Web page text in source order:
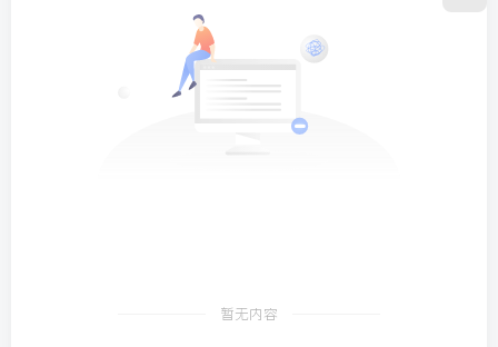
暂无内容